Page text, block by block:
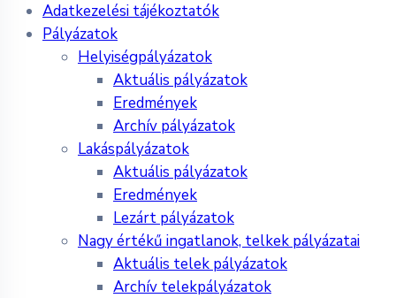
Adatkezelési tájékoztatók
Pályázatok
Helyiségpályázatok
Aktuális pályázatok
Eredmények
Archív pályázatok
Lakáspályázatok
Aktuális pályázatok
Eredmények
Lezárt pályázatok
Nagy értékű ingatlanok, telkek pályázatai
Aktuális telek pályázatok
Archív telekpályázatok